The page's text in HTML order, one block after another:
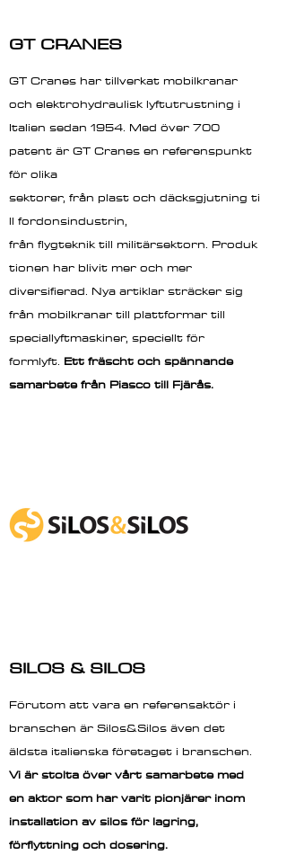
GT CRANES
GT Cranes har tillverkat mobilkranar
och elektrohydraulisk lyftutrustning i
Italien sedan 1954. Med över 700
patent är GT Cranes en referenspunkt
för olika
sektorer, från plast och däcksgjutning ti
ll fordonsindustrin,
från flygteknik till militärsektorn. Produk
tionen har blivit mer och mer
diversifierad. Nya artiklar sträcker sig
från mobilkranar till plattformar till
speciallyftmaskiner, speciellt för
formlyft. Ett fräscht och spännande
samarbete från Piasco till Fjärås.
SILOS & SILOS
Förutom att vara en referensaktör i
branschen är Silos&Silos även det
äldsta italienska företaget i branschen.
Vi är stolta över vårt samarbete med
en aktor som har varit pionjärer inom
installation av silos för lagring,
förflyttning och dosering.